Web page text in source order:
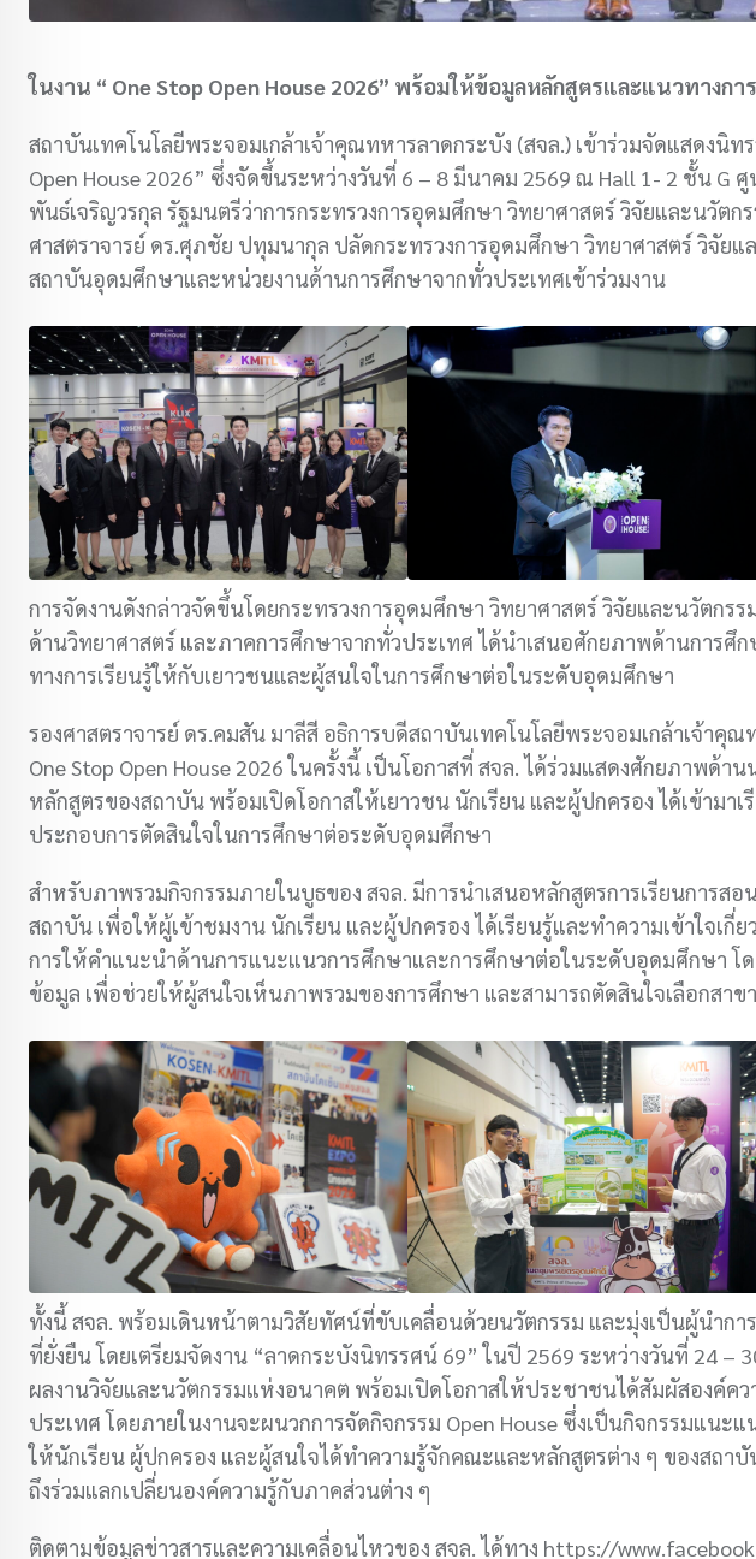
ในงาน “ One Stop Open House 2026” พร้อมให้ข้อมูลหลักสูตรและแนวทางก
สถาบันเทคโนโลยีพระจอมเกล้าเจ้าคุณทหารลาดกระบัง (สจล.) เข้าร่วมจัดแสดงนิท
Open House 2026” ซึ่งจัดขึ้นระหว่างวันที่ 6 – 8 มีนาคม 2569 ณ Hall 1- 2 ชั้น G
พันธ์เจริญวรกุล รัฐมนตรีว่าการกระทรวงการอุดมศึกษา วิทยาศาสตร์ วิจัยและนวัตก
ศาสตราจารย์ ดร.ศุภชัย ปทุมนากุล ปลัดกระทรวงการอุดมศึกษา วิทยาศาสตร์ วิจัย
สถาบันอุดมศึกษาและหน่วยงานด้านการศึกษาจากทั่วประเทศเข้าร่วมงาน
การจัดงานดังกล่าวจัดขึ้นโดยกระทรวงการอุดมศึกษา วิทยาศาสตร์ วิจัยและนวัตก
ด้านวิทยาศาสตร์ และภาคการศึกษาจากทั่วประเทศ ได้นำเสนอศักยภาพด้านการศึ
ทางการเรียนรู้ให้กับเยาวชนและผู้สนใจในการศึกษาต่อในระดับอุดมศึกษา
รองศาสตราจารย์ ดร.คมสัน มาลีสี อธิการบดีสถาบันเทคโนโลยีพระจอมเกล้าเจ้าคุณ
One Stop Open House 2026 ในครั้งนี้ เป็นโอกาสที่ สจล. ได้ร่วมแสดงศักยภาพด้
หลักสูตรของสถาบัน พร้อมเปิดโอกาสให้เยาวชน นักเรียน และผู้ปกครอง ได้เข้ามา
ประกอบการตัดสินใจในการศึกษาต่อระดับอุดมศึกษา
สำหรับภาพรวมกิจกรรมภายในบูธของ สจล. มีการนำเสนอหลักสูตรการเรียนการส
สถาบัน เพื่อให้ผู้เข้าชมงาน นักเรียน และผู้ปกครอง ได้เรียนรู้และทำความเข้าใจเกี่
การให้คำแนะนำด้านการแนะแนวการศึกษาและการศึกษาต่อในระดับอุดมศึกษา
ข้อมูล เพื่อช่วยให้ผู้สนใจเห็นภาพรวมของการศึกษา และสามารถตัดสินใจเลือกสา
ทั้งนี้ สจล. พร้อมเดินหน้าตามวิสัยทัศน์ที่ขับเคลื่อนด้วยนวัตกรรม และมุ่งเป็นผู้นำก
ที่ยั่งยืน โดยเตรียมจัดงาน “ลาดกระบังนิทรรศน์ 69” ในปี 2569 ระหว่างวันที่ 24 –
ผลงานวิจัยและนวัตกรรมแห่งอนาคต พร้อมเปิดโอกาสให้ประชาชนได้สัมผัสองค์
ประเทศ โดยภายในงานจะผนวกการจัดกิจกรรม Open House ซึ่งเป็นกิจกรรมแน
ให้นักเรียน ผู้ปกครอง และผู้สนใจได้ทำความรู้จักคณะและหลักสูตรต่าง ๆ ของสถา
ถึงร่วมแลกเปลี่ยนองค์ความรู้กับภาคส่วนต่าง ๆ
ติดตามข้อมูลข่าวสารและความเคลื่อนไหวของ สจล. ได้ทาง https://